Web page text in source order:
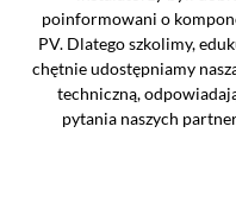
poinformowani o
PV. Dlatego szkolimy,
chętnie udostępniamy
techniczną,
pytania naszych